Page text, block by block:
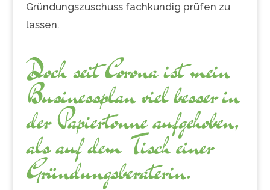
Gründungszuschuss fachkundig prüfen zu
lassen.
Doch seit Corona ist mein
Businessplan viel besser in
der Papiertonne aufgehoben,
als auf dem Tisch einer
Gründungsberaterin.